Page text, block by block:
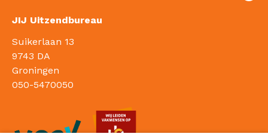
JIJ Uitzendbureau
Suikerlaan 13
9743 DA
Groningen
050-5470050